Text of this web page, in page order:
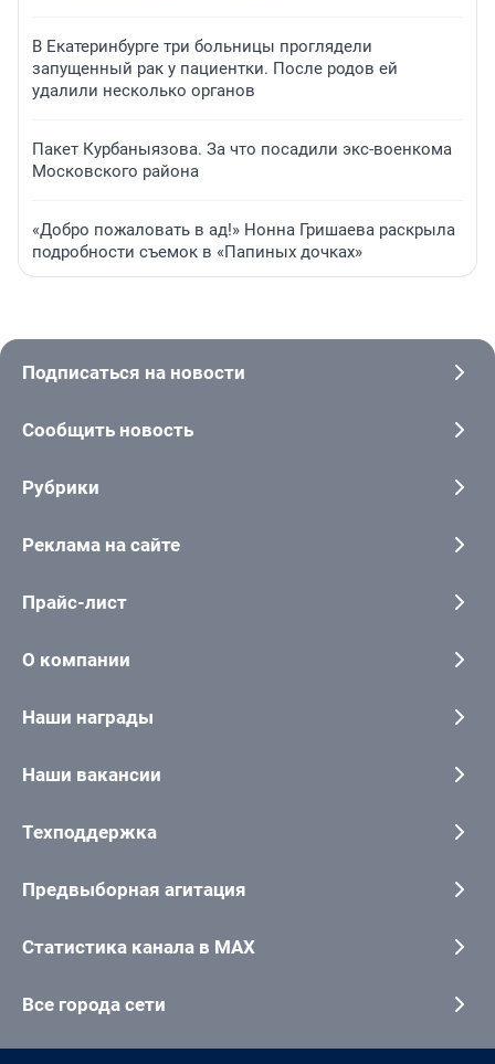
В Екатеринбурге три больницы проглядели
запущенный рак у пациентки. После родов ей
удалили несколько органов
Пакет Курбаныязова. За что посадили экс-военкома
Московского района
«Добро пожаловать в ад!» Нонна Гришаева раскрыла
подробности съемок в «Папиных дочках»
Подписаться на новости
Сообщить новость
Рубрики
Реклама на сайте
Прайс-лист
О компании
Наши награды
Наши вакансии
Техподдержка
Предвыборная агитация
Статистика канала в MAX
Все города сети